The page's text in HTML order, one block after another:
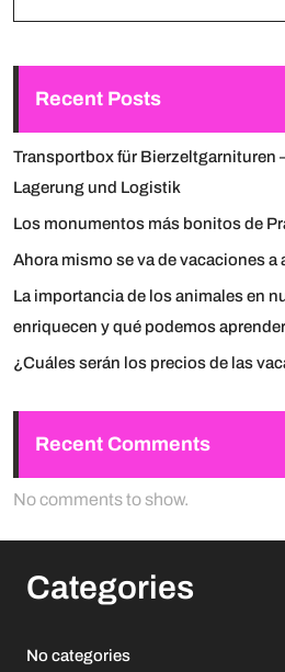
Recent Posts
Transportbox für Bierzeltgarnituren
Lagerung und Logistik
Los monumentos más bonitos de
Ahora mismo se va de vacaciones a
La importancia de los animales en
enriquecen y qué podemos
¿Cuáles serán los precios de las
Recent Comments
No comments to show.
Categories
No categories